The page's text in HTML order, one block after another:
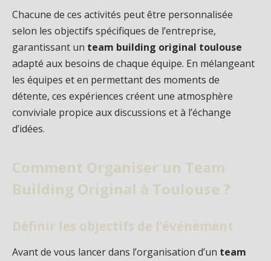
Chacune de ces activités peut être personnalisée
selon les objectifs spécifiques de l’entreprise,
garantissant un team building original toulouse
adapté aux besoins de chaque équipe. En mélangeant
les équipes et en permettant des moments de
détente, ces expériences créent une atmosphère
conviviale propice aux discussions et à l’échange
d’idées.
Comment Organiser un Team
Building Original à Toulouse ?
Définir les objectifs de l’événement
Avant de vous lancer dans l’organisation d’un team